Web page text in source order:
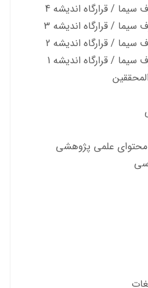
/ قرارگاه انديشه 4
/ قرارگاه انديشه 3
/ قرارگاه انديشه 2
/ قرارگاه انديشه 1
محتوای علمی پژوهشی